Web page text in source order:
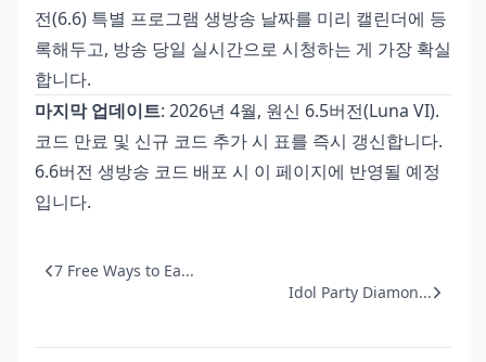
전(6.6) 특별 프로그램 생방송 날짜를 미리 캘린더에 등
록해두고, 방송 당일 실시간으로 시청하는 게 가장 확실
합니다.
마지막 업데이트: 2026년 4월, 원신 6.5버전(Luna VI).
코드 만료 및 신규 코드 추가 시 표를 즉시 갱신합니다.
6.6버전 생방송 코드 배포 시 이 페이지에 반영될 예정
입니다.
7 Free Ways to Ea...
Idol Party Diamon...